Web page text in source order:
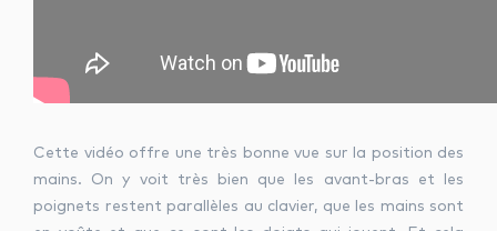
Cette vidéo offre une très bonne vue sur la position des
mains. On y voit très bien que les avant-bras et les
poignets restent parallèles au clavier, que les mains sont